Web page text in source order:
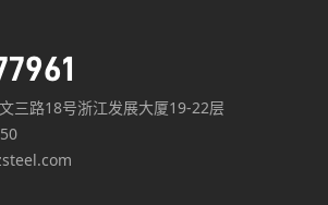
三路18号浙江发展大厦19-22层